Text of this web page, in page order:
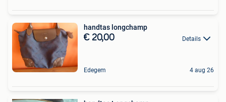
handtas longchamp
€ 20,00 Details
Edegem 4 aug 26